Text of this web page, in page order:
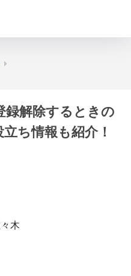
録解除するときの
ち情報も紹介！